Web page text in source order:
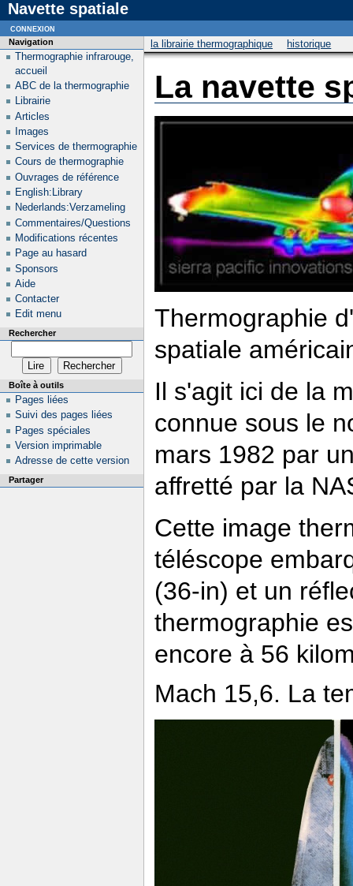
Navette spatiale
la librairie thermographique historique
La navette
Thermographie
spatiale
Il s'agit ici de la
connue sous le
mars 1982 par
affretté par la
Cette image
téléscope
(36-in) et un
thermographie
encore à 56
Mach 15,6. La
Navigation
Thermographie infrarouge,
accueil
ABC de la thermographie
Librairie
Articles
Images
Services de thermographie
Cours de thermographie
Ouvrages de référence
English:Library
Nederlands:Verzameling
Commentaires/Questions
Modifications récentes
Page au hasard
Sponsors
Aide
Contacter
Edit menu
Rechercher
Boîte à outils
Pages liées
Suivi des pages liées
Pages spéciales
Version imprimable
Adresse de cette version
Partager
connexion